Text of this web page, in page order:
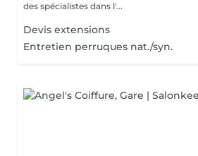
des spécialistes dans l'...
Devis extensions
Entretien perruques nat./syn.